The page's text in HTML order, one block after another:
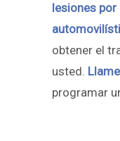
lesiones
obtener el
usted. Llame
programar